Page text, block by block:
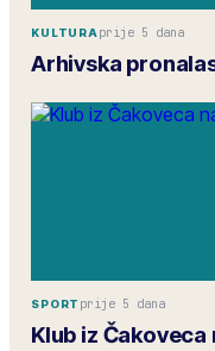
KULTURA prije 5 dana
Arhivska
SPORT prije 5 dana
Klub iz